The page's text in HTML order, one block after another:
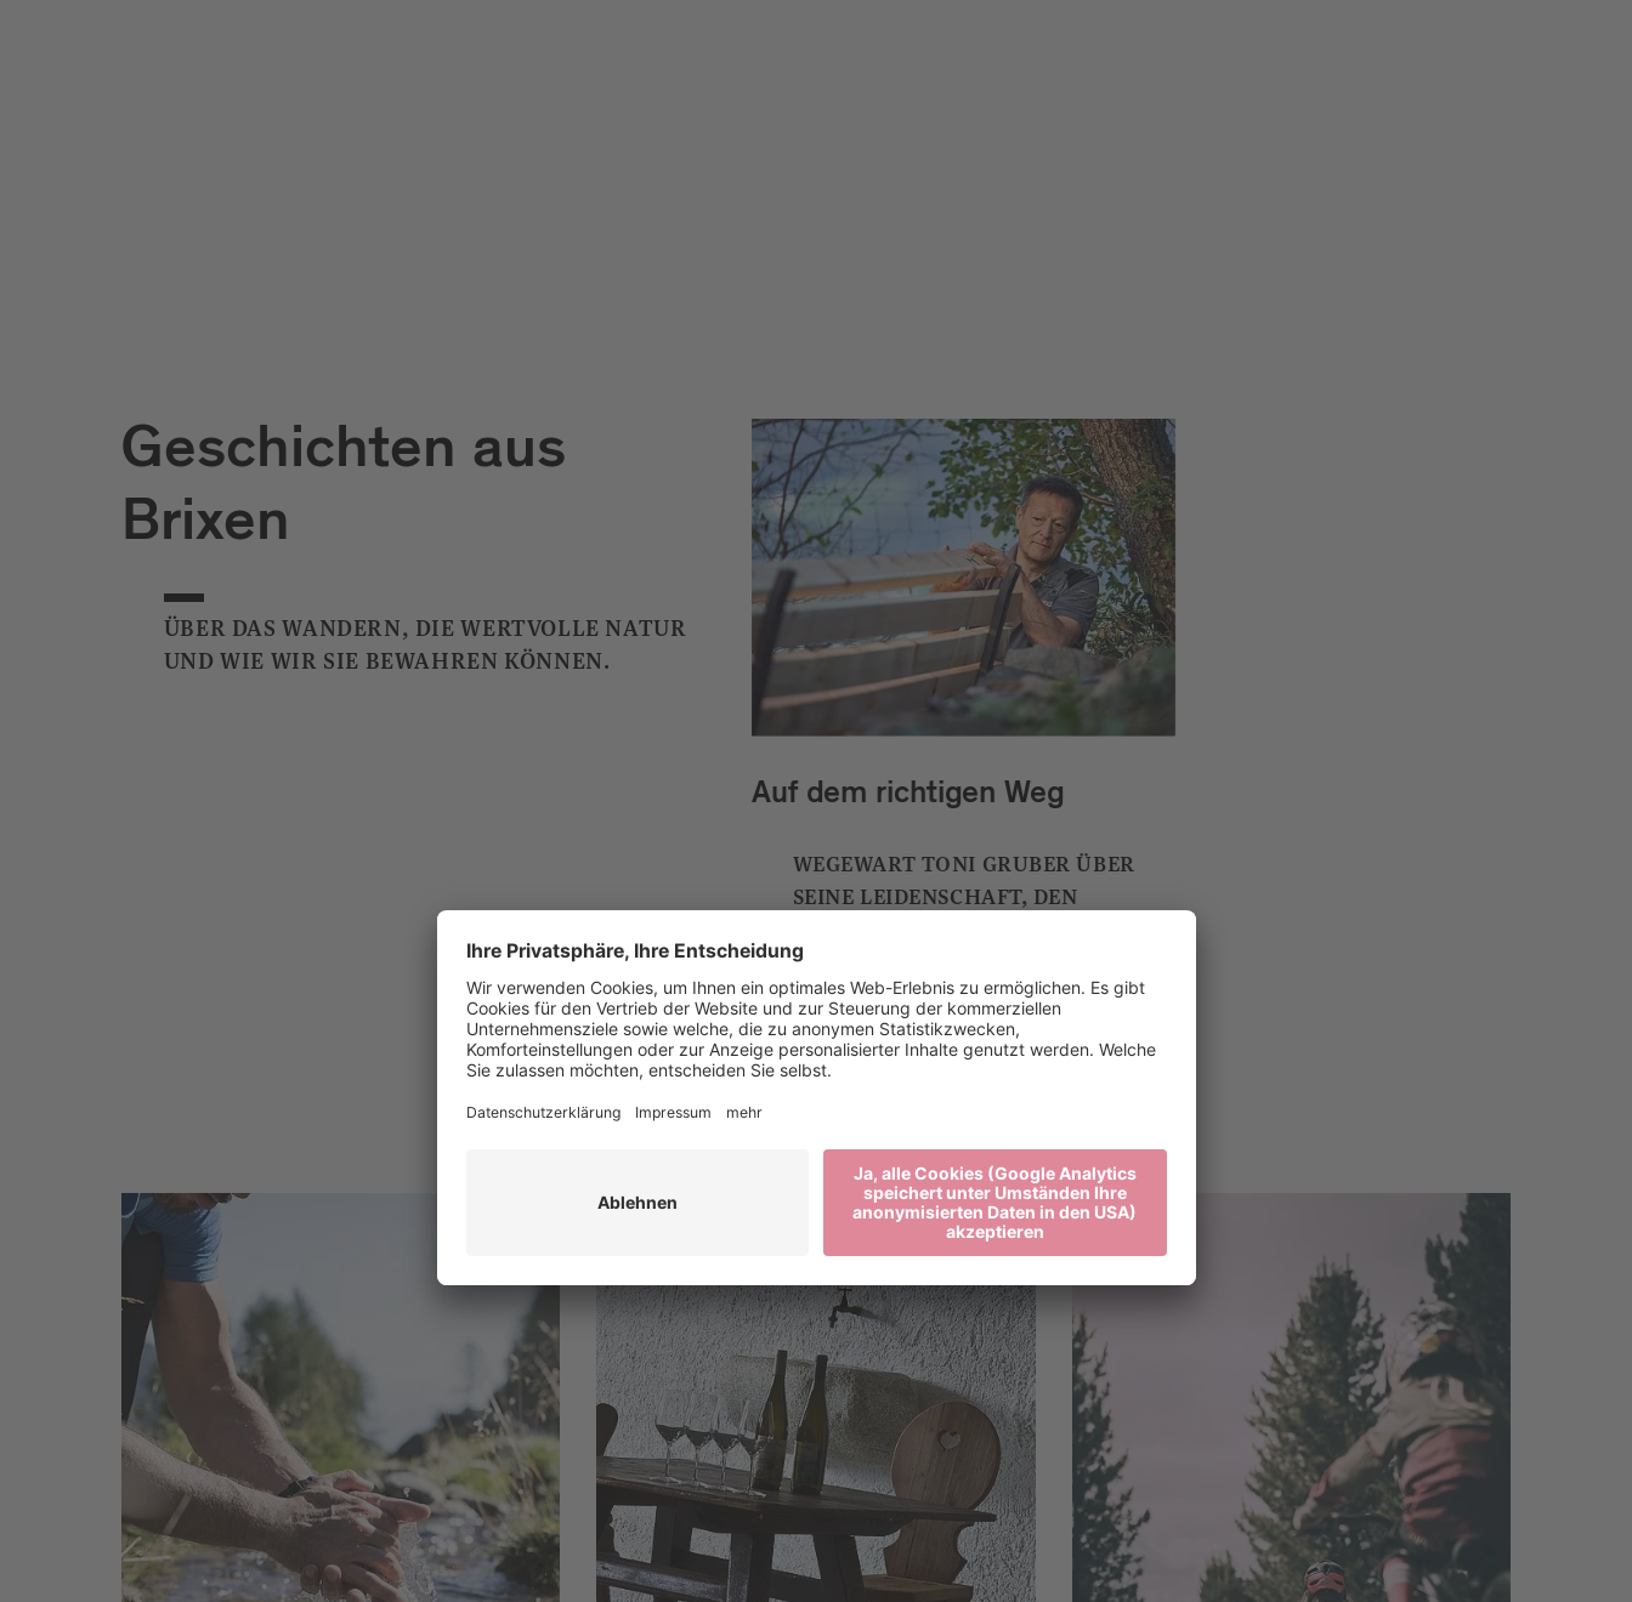
Geschichten aus
Brixen
ÜBER DAS WANDERN, DIE WERTVOLLE NATUR
UND WIE WIR SIE BEWAHREN KÖNNEN.
Auf dem richtigen Weg
WEGEWART TONI GRUBER ÜBER
SEINE LEIDENSCHAFT, DEN
DER NATUR UND SEINE TIPPS
FÜRS RICHTIGE WANDERN